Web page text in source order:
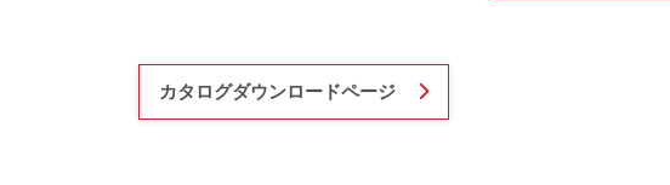
カタログダウンロードページ